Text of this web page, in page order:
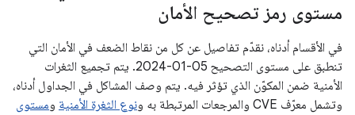
مستوى رمز تصحيح الأمان
في الأقسام أدناه، نقدّم تفاصيل عن كل من نقاط الضعف في الأمان التي
تنطبق على مستوى التصحيح ‎2024-01-05. يتم تجميع الثغرات
الأمنية ضمن المكوّن الذي تؤثر فيه. يتم وصف المشاكل في الجداول أدناه،
وتشمل معرّف CVE والمرجعات المرتبطة به و
نوع الثغرة الأمنية ومستوى